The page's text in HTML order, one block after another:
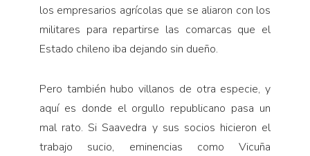
los empresarios agrícolas que se aliaron con los
militares para repartirse las comarcas que el
Estado chileno iba dejando sin dueño.
Pero también hubo villanos de otra especie, y
aquí es donde el orgullo republicano pasa un
mal rato. Si Saavedra y sus socios hicieron el
trabajo sucio, eminencias como Vicuña